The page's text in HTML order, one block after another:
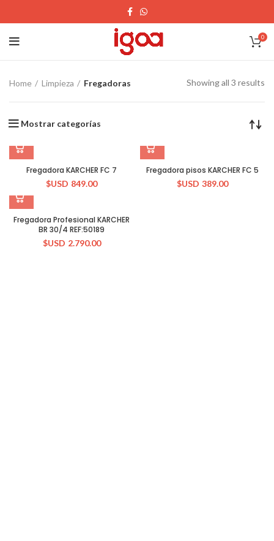
0
Home Limpieza Fregadoras Showing all 3 results
Mostrar categorías
Fregadora KARCHER FC 7
$USD 849.00
Fregadora pisos KARCHER FC 5
$USD 389.00
Fregadora Profesional KARCHER
BR 30/4 REF:50189
$USD 2.790.00